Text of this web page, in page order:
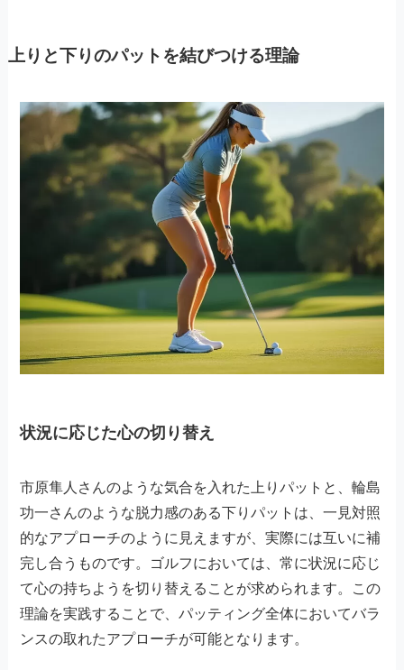
上りと下りのパットを結びつける理論
状況に応じた心の切り替え
市原隼人さんのような気合を入れた上りパットと、輪島
功一さんのような脱力感のある下りパットは、一見対照
的なアプローチのように見えますが、実際には互いに補
完し合うものです。ゴルフにおいては、常に状況に応じ
て心の持ちようを切り替えることが求められます。この
理論を実践することで、パッティング全体においてバラ
ンスの取れたアプローチが可能となります。